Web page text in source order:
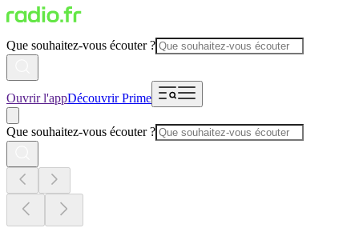
Que souhaitez-vous écouter ?
Ouvrir l'appDécouvrir Prime
Que souhaitez-vous écouter ?